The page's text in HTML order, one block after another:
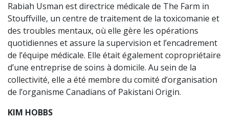
Rabiah Usman est directrice médicale de The Farm in
Stouffville, un centre de traitement de la toxicomanie et
des troubles mentaux, où elle gère les opérations
quotidiennes et assure la supervision et l’encadrement
de l’équipe médicale. Elle était également copropriétaire
d’une entreprise de soins à domicile. Au sein de la
collectivité, elle a été membre du comité d’organisation
de l’organisme Canadians of Pakistani Origin.
KIM HOBBS